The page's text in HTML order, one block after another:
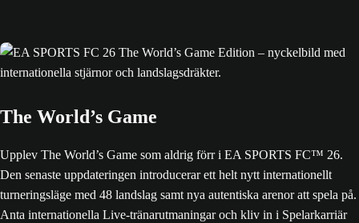
The World’s Game
Upplev The World’s Game som aldrig förr i EA SPORTS FC™ 26.
Den senaste uppdateringen introducerar ett helt nytt internationellt
turneringsläge med 48 landslag samt nya autentiska arenor att spela på.
Anta internationella Live-tränarutmaningar och kliv in i Spelarkarriär